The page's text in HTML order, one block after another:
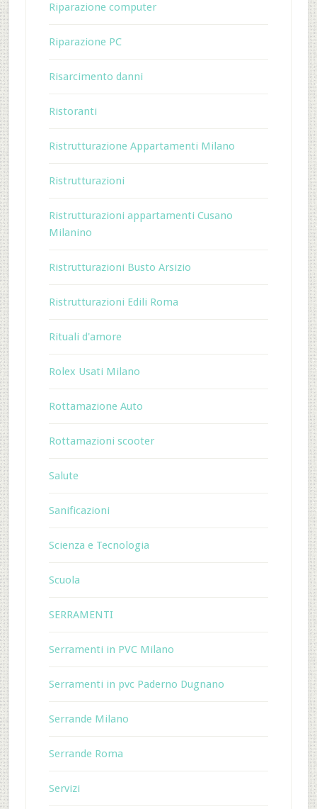
Riparazione computer
Riparazione PC
Risarcimento danni
Ristoranti
Ristrutturazione Appartamenti Milano
Ristrutturazioni
Ristrutturazioni appartamenti Cusano
Milanino
Ristrutturazioni Busto Arsizio
Ristrutturazioni Edili Roma
Rituali d'amore
Rolex Usati Milano
Rottamazione Auto
Rottamazioni scooter
Salute
Sanificazioni
Scienza e Tecnologia
Scuola
SERRAMENTI
Serramenti in PVC Milano
Serramenti in pvc Paderno Dugnano
Serrande Milano
Serrande Roma
Servizi